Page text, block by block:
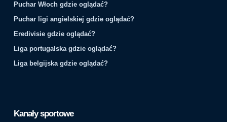
Puchar Włoch gdzie oglądać?
Puchar ligi angielskiej gdzie oglądać?
Eredivisie gdzie oglądać?
Liga portugalska gdzie oglądać?
Liga belgijska gdzie oglądać?
Kanały sportowe